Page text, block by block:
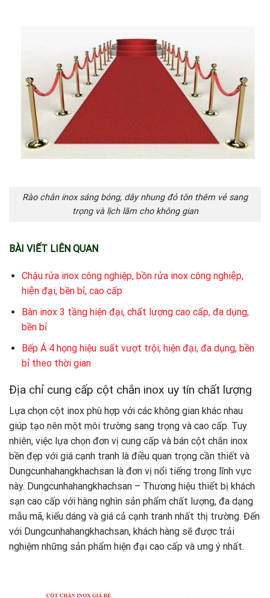
Rào chắn inox sáng bóng, dây nhung đỏ tôn thêm vẻ sang
trọng và lịch lãm cho không gian
BÀI VIẾT LIÊN QUAN
Chậu rửa inox công nghiệp, bồn rửa inox công nghiệp,
hiện đại, bền bỉ, cao cấp
Bàn inox 3 tầng hiện đại, chất lượng cao cấp, đa dụng,
bền bỉ
Bếp Á 4 họng hiệu suất vượt trội, hiện đại, đa dụng, bền
bỉ theo thời gian
Địa chỉ cung cấp cột chắn inox uy tín chất lượng
Lựa chọn cột inox phù hợp với các không gian khác nhau
giúp tạo nên một môi trường sang trọng và cao cấp. Tuy
nhiên, việc lựa chọn đơn vị cung cấp và bán cột chắn inox
bền đẹp với giá cạnh tranh là điều quan trọng cần thiết và
Dungcunhahangkhachsan là đơn vị nổi tiếng trong lĩnh vực
này. Dungcunhahangkhachsan – Thương hiệu thiết bị khách
sạn cao cấp với hàng nghìn sản phẩm chất lượng, đa dạng
mẫu mã, kiểu dáng và giá cả cạnh tranh nhất thị trường. Đến
với Dungcunhahangkhachsan, khách hàng sẽ được trải
nghiệm những sản phẩm hiện đại cao cấp và ưng ý nhất.